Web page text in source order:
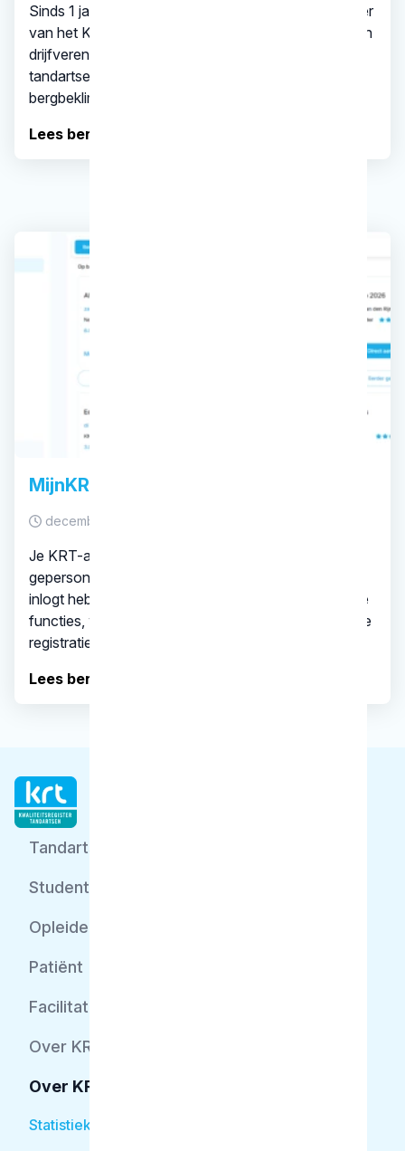
Sinds 1 januari 2026 is Maarten Wieberdink voorzitter
van het KRT. In dit interview vertelt Maarten over zijn
drijfveren, de uitdagingen voor het KRT en waarom
tandartsen volgens hem moeten denken als een
bergbeklimmer.
Lees bericht..
MijnKRT omgeving
december 15, 2025
Je KRT-account is uitgebreid met een
gepersonaliseerde MijnKRT-omgeving. Zodra je
inlogt heb je beschikking over een scala aan handige
functies, waardoor je een beter overzicht hebt van je
registratie en cursussen op jouw interessegebied.
Lees bericht..
Tandarts
Student
Opleider
Patiënt
Facilitator
Over KRT
Over KRT
Statistiek